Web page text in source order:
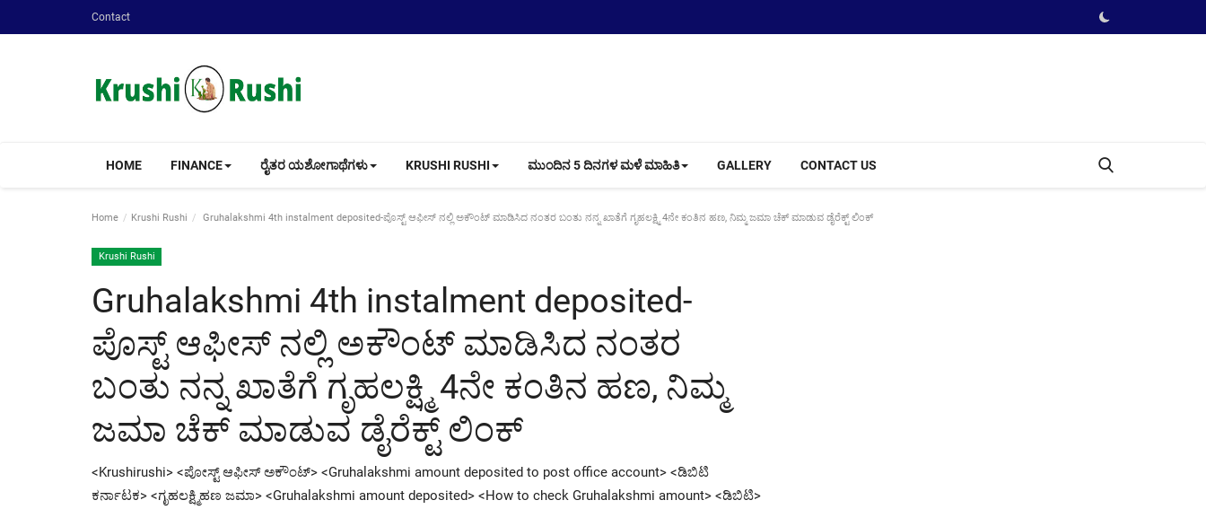
Contact
HOME FINANCE ರೈತರ ಯಶೋಗಾಥೆಗಳು KRUSHI RUSHI ಮುಂದಿನ 5 ದಿನಗಳ ಮಳೆ ಮಾಹಿತಿ GALLERY CONTACT US
Home Krushi Rushi Gruhalakshmi 4th instalment deposited-ಪೊಸ್ಟ್ ಆಫೀಸ್ ನಲ್ಲಿ ಅಕೌಂಟ್ ಮಾಡಿಸಿದ ನಂತರ ಬಂತು ನನ್ನ ಖಾತೆಗೆ ಗೃಹಲಕ್ಷ್ಮಿ 4ನೇ ಕಂತಿನ ಹಣ, ನಿಮ್ಮ ಜಮಾ ಚೆಕ್ ಮಾಡುವ ಡೈರೆಕ್ಟ್ ಲಿಂಕ್
Krushi Rushi
Gruhalakshmi 4th instalment deposited-
ಪೊಸ್ಟ್ ಆಫೀಸ್ ನಲ್ಲಿ ಅಕೌಂಟ್ ಮಾಡಿಸಿದ ನಂತರ
ಬಂತು ನನ್ನ ಖಾತೆಗೆ ಗೃಹಲಕ್ಷ್ಮಿ 4ನೇ ಕಂತಿನ ಹಣ, ನಿಮ್ಮ
ಜಮಾ ಚೆಕ್ ಮಾಡುವ ಡೈರೆಕ್ಟ್ ಲಿಂಕ್
<Krushirushi> <ಪೋಸ್ಟ್ ಆಫೀಸ್ ಅಕೌಂಟ್> <Gruhalakshmi amount deposited to post office account> <ಡಿಬಿಟಿ
ಕರ್ನಾಟಕ> <ಗೃಹಲಕ್ಷ್ಮಿಹಣ ಜಮಾ> <Gruhalakshmi amount deposited> <How to check Gruhalakshmi amount> <ಡಿಬಿಟಿ>